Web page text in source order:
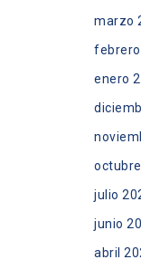
marzo
enero
julio
junio
abril